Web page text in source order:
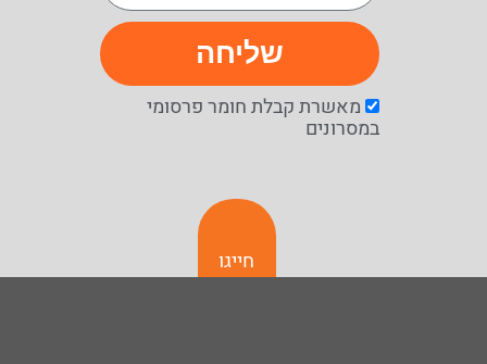
מאשרת קבלת חומר פרסומי
במסרונים
שליחה
חייגו